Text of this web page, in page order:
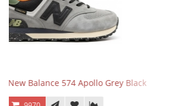
Кроссовки New Balance